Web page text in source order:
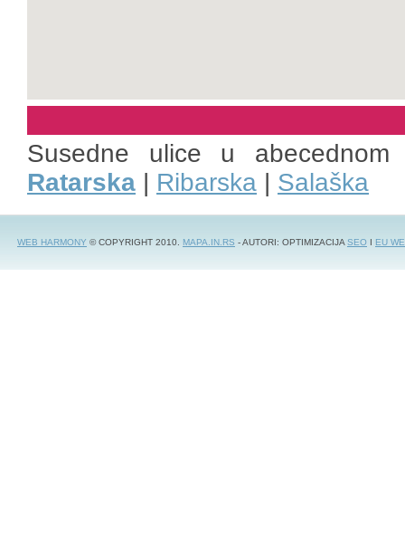
Susedne ulice u
Ratarska | Ribarska | Salaška
WEB HARMONY © COPYRIGHT 2010. MAPA.IN.RS - AUTORI: OPTIMIZACIJASEO I EU